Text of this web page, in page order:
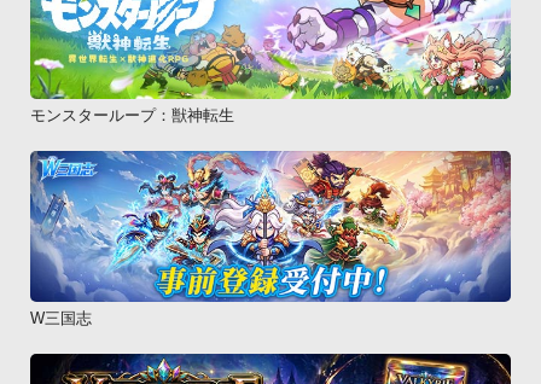
モンスターループ：獣神転生
W三国志